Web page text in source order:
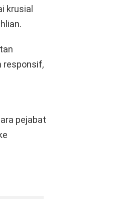
krusial
responsif,
pejabat